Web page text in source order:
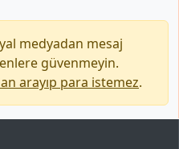
medyadan mesaj
güvenmeyin.
arayıp para istemez.